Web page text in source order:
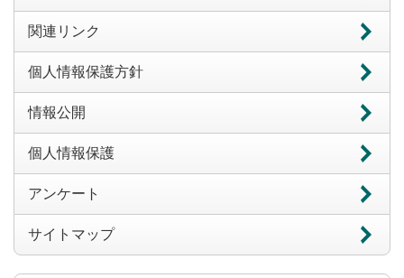
関連リンク
個人情報保護方針
情報公開
個人情報保護
アンケート
サイトマップ